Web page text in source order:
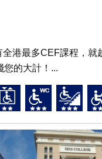
港最多CEF課程，就
您的大計！...